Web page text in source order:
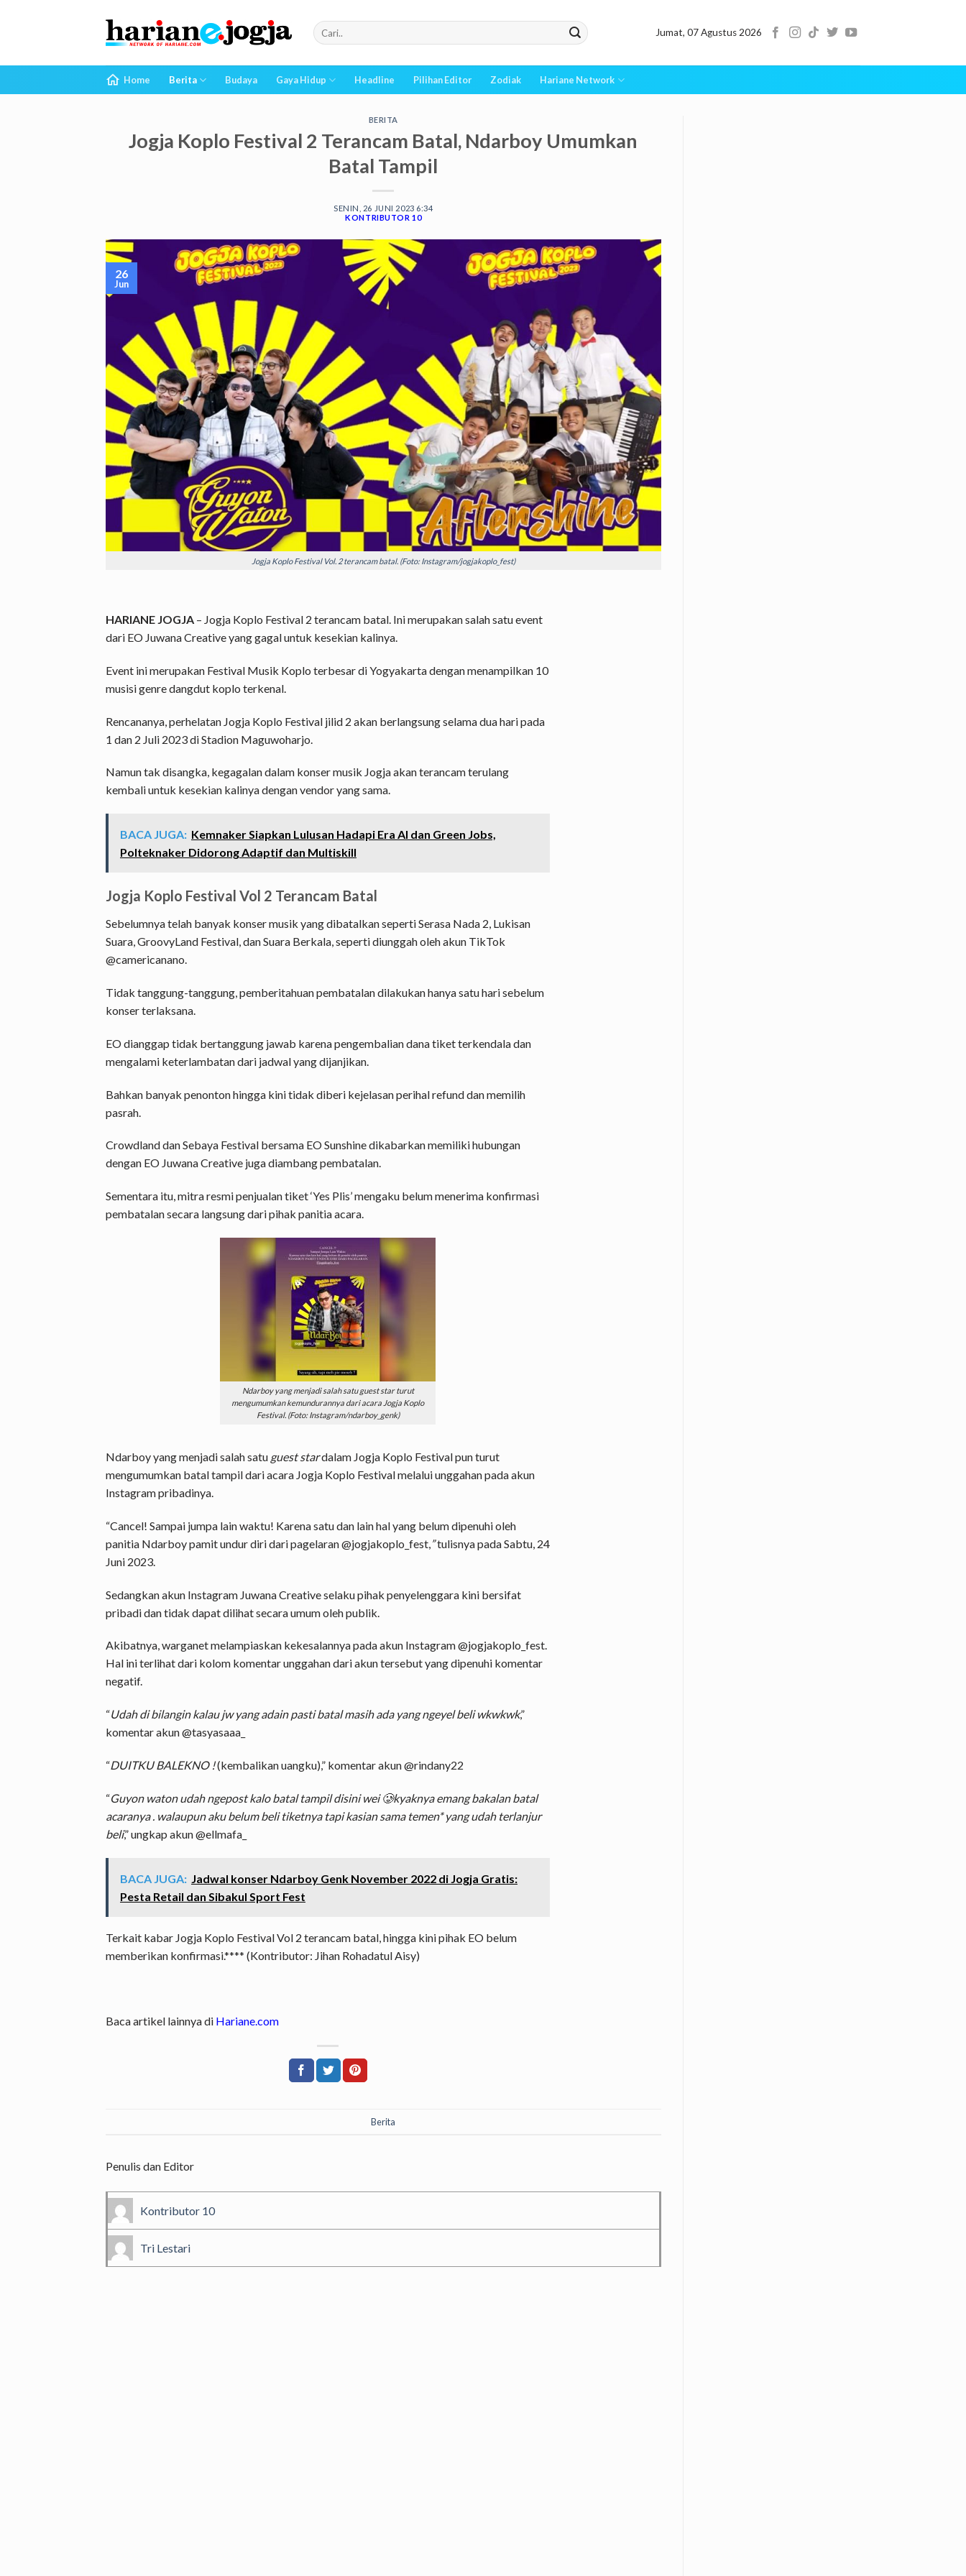
Jumat, 07 Agustus 2026
Home Berita Budaya Gaya Hidup Headline Pilihan Editor Zodiak Hariane Network
BERITA
Jogja Koplo Festival 2 Terancam Batal, Ndarboy Umumkan
Batal Tampil
SENIN, 26 JUNI 2023 6:34
KONTRIBUTOR 10
Jogja Koplo Festival Vol. 2 terancam batal. (Foto: Instagram/jogjakoplo_fest)
26
Jun
HARIANE JOGJA – Jogja Koplo Festival 2 terancam batal. Ini merupakan salah satu event
dari EO Juwana Creative yang gagal untuk kesekian kalinya.
Event ini merupakan Festival Musik Koplo terbesar di Yogyakarta dengan menampilkan 10
musisi genre dangdut koplo terkenal.
Rencananya, perhelatan Jogja Koplo Festival jilid 2 akan berlangsung selama dua hari pada
1 dan 2 Juli 2023 di Stadion Maguwoharjo.
Namun tak disangka, kegagalan dalam konser musik Jogja akan terancam terulang
kembali untuk kesekian kalinya dengan vendor yang sama.
BACA JUGA: Kemnaker Siapkan Lulusan Hadapi Era AI dan Green Jobs,
Polteknaker Didorong Adaptif dan Multiskill
Jogja Koplo Festival Vol 2 Terancam Batal
Sebelumnya telah banyak konser musik yang dibatalkan seperti Serasa Nada 2, Lukisan
Suara, GroovyLand Festival, dan Suara Berkala, seperti diunggah oleh akun TikTok
@camericanano.
Tidak tanggung-tanggung, pemberitahuan pembatalan dilakukan hanya satu hari sebelum
konser terlaksana.
EO dianggap tidak bertanggung jawab karena pengembalian dana tiket terkendala dan
mengalami keterlambatan dari jadwal yang dijanjikan.
Bahkan banyak penonton hingga kini tidak diberi kejelasan perihal refund dan memilih
pasrah.
Crowdland dan Sebaya Festival bersama EO Sunshine dikabarkan memiliki hubungan
dengan EO Juwana Creative juga diambang pembatalan.
Sementara itu, mitra resmi penjualan tiket ‘Yes Plis’ mengaku belum menerima konfirmasi
pembatalan secara langsung dari pihak panitia acara.
Ndarboy yang menjadi salah satu guest star turut
mengumumkan kemundurannya dari acara Jogja Koplo
Festival. (Foto: Instagram/ndarboy_genk)
Ndarboy yang menjadi salah satu guest stardalam Jogja Koplo Festival pun turut
mengumumkan batal tampil dari acara Jogja Koplo Festival melalui unggahan pada akun
Instagram pribadinya.
“Cancel! Sampai jumpa lain waktu! Karena satu dan lain hal yang belum dipenuhi oleh
panitia Ndarboy pamit undur diri dari pagelaran @jogjakoplo_fest, ”tulisnya pada Sabtu, 24
Juni 2023.
Sedangkan akun Instagram Juwana Creative selaku pihak penyelenggara kini bersifat
pribadi dan tidak dapat dilihat secara umum oleh publik.
Akibatnya, warganet melampiaskan kekesalannya pada akun Instagram @jogjakoplo_fest.
Hal ini terlihat dari kolom komentar unggahan dari akun tersebut yang dipenuhi komentar
negatif.
“Udah di bilangin kalau jw yang adain pasti batal masih ada yang ngeyel beli wkwkwk,”
komentar akun @tasyasaaa_
“DUITKU BALEKNO !(kembalikan uangku),” komentar akun @rindany22
“Guyon waton udah ngepost kalo batal tampil disini wei 🥲kyaknya emang bakalan batal
acaranya . walaupun aku belum beli tiketnya tapi kasian sama temen* yang udah terlanjur
beli,” ungkap akun @ellmafa_
BACA JUGA: Jadwal konser Ndarboy Genk November 2022 di Jogja Gratis:
Pesta Retail dan Sibakul Sport Fest
Terkait kabar Jogja Koplo Festival Vol 2 terancam batal, hingga kini pihak EO belum
memberikan konfirmasi.**** (Kontributor: Jihan Rohadatul Aisy)
Baca artikel lainnya di Hariane.com
Berita
Penulis dan Editor
Kontributor 10
Tri Lestari